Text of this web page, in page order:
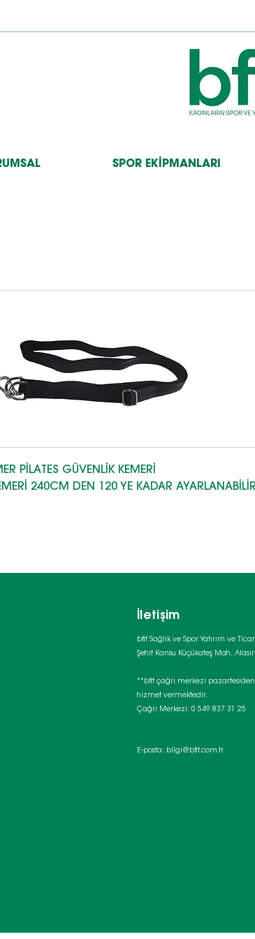
SPOR EKİPMANLARI
PİLATES GÜVENLİK KEMERİ
240CM DEN 120 YE KADAR AYARLANABİLİR
İletişim
bfit Sağlık ve Spor Yatırım ve
Şehit Kansu Küçükateş Mah.
**bfit çağrı merkezi
hizmet vermektedir.
Çağrı Merkezi: 0 549 837 31 25
E-posta: bilgi@bfit.com.tr